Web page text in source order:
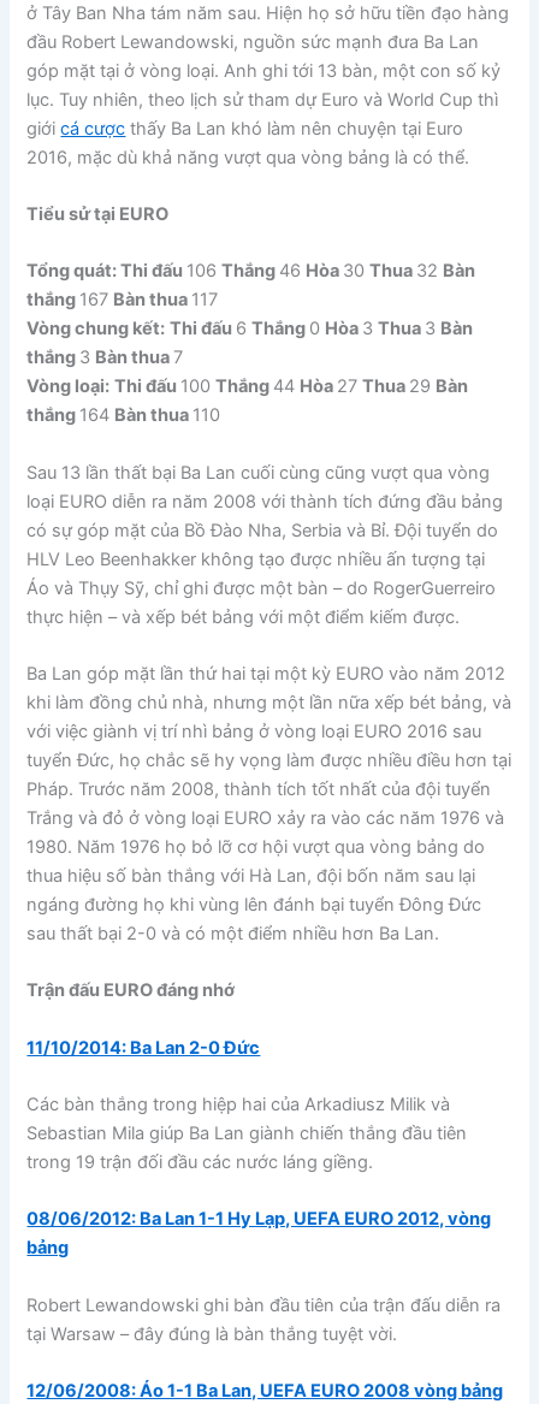
ở Tây Ban Nha tám năm sau. Hiện họ sở hữu tiền đạo hàng
đầu Robert Lewandowski, nguồn sức mạnh đưa Ba Lan
góp mặt tại ở vòng loại. Anh ghi tới 13 bàn, một con số kỷ
lục. Tuy nhiên, theo lịch sử tham dự Euro và World Cup thì
giớicá cược thấy Ba Lan khó làm nên chuyện tại Euro
2016, mặc dù khả năng vượt qua vòng bảng là có thể.
Tiểu sử tại EURO
Tổng quát: Thi đấu 106Thắng 46 Hòa 30Thua 32 Bàn
thắng 167 Bàn thua 117
Vòng chung kết: Thi đấu 6Thắng 0 Hòa 3Thua 3 Bàn
thắng 3 Bàn thua 7
Vòng loại: Thi đấu 100Thắng 44 Hòa 27Thua 29 Bàn
thắng 164 Bàn thua 110
Sau 13 lần thất bại Ba Lan cuối cùng cũng vượt qua vòng
loại EURO diễn ra năm 2008 với thành tích đứng đầu bảng
có sự góp mặt của Bồ Đào Nha, Serbia và Bỉ. Đội tuyển do
HLV Leo Beenhakker không tạo được nhiều ấn tượng tại
Áo và Thụy Sỹ, chỉ ghi được một bàn – do RogerGuerreiro
thực hiện – và xếp bét bảng với một điểm kiếm được.
Ba Lan góp mặt lần thứ hai tại một kỳ EURO vào năm 2012
khi làm đồng chủ nhà, nhưng một lần nữa xếp bét bảng, và
với việc giành vị trí nhì bảng ở vòng loại EURO 2016 sau
tuyển Đức, họ chắc sẽ hy vọng làm được nhiều điều hơn tại
Pháp. Trước năm 2008, thành tích tốt nhất của đội tuyển
Trắng và đỏ ở vòng loại EURO xảy ra vào các năm 1976 và
1980. Năm 1976 họ bỏ lỡ cơ hội vượt qua vòng bảng do
thua hiệu số bàn thắng với Hà Lan, đội bốn năm sau lại
ngáng đường họ khi vùng lên đánh bại tuyển Đông Đức
sau thất bại 2-0 và có một điểm nhiều hơn Ba Lan.
Trận đấu EURO đáng nhớ
11/10/2014: Ba Lan 2-0 Đức
Các bàn thắng trong hiệp hai của Arkadiusz Milik và
Sebastian Mila giúp Ba Lan giành chiến thắng đầu tiên
trong 19 trận đối đầu các nước láng giềng.
08/06/2012: Ba Lan 1-1 Hy Lạp, UEFA EURO 2012, vòng
bảng
Robert Lewandowski ghi bàn đầu tiên của trận đấu diễn ra
tại Warsaw – đây đúng là bàn thắng tuyệt vời.
12/06/2008: Áo 1-1 Ba Lan, UEFA EURO 2008 vòng bảng